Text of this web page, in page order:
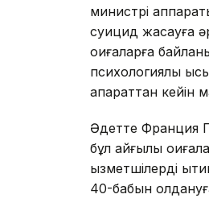
министрі
суицид жасауға
оқиғаларға
психологиялық
ақпараттан
Әдетте Франция
бұл қайғылы
қызметшілерді
40-бабын